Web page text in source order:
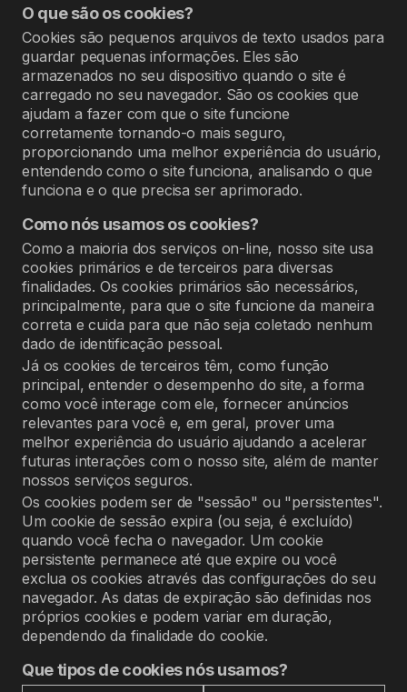
O que são os cookies?
Cookies são pequenos arquivos de texto usados para
guardar pequenas informações. Eles são
armazenados no seu dispositivo quando o site é
carregado no seu navegador. São os cookies que
ajudam a fazer com que o site funcione
corretamente tornando-o mais seguro,
proporcionando uma melhor experiência do usuário,
entendendo como o site funciona, analisando o que
funciona e o que precisa ser aprimorado.
Como nós usamos os cookies?
Como a maioria dos serviços on-line, nosso site usa
cookies primários e de terceiros para diversas
finalidades. Os cookies primários são necessários,
principalmente, para que o site funcione da maneira
correta e cuida para que não seja coletado nenhum
dado de identificação pessoal.
Já os cookies de terceiros têm, como função
principal, entender o desempenho do site, a forma
como você interage com ele, fornecer anúncios
relevantes para você e, em geral, prover uma
melhor experiência do usuário ajudando a acelerar
futuras interações com o nosso site, além de manter
nossos serviços seguros.
Os cookies podem ser de "sessão" ou "persistentes".
Um cookie de sessão expira (ou seja, é excluído)
quando você fecha o navegador. Um cookie
persistente permanece até que expire ou você
exclua os cookies através das configurações do seu
navegador. As datas de expiração são definidas nos
próprios cookies e podem variar em duração,
dependendo da finalidade do cookie.
Que tipos de cookies nós usamos?